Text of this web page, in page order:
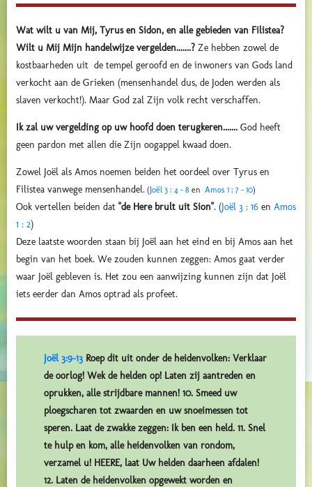
Wat wilt u van Mij, Tyrus en Sidon, en alle gebieden van Filistea?
Wilt u Mij Mijn handelwijze vergelden.......? Ze hebben zowel de
kostbaarheden uit de tempel geroofd en de inwoners van Gods land
verkocht aan de Grieken (mensenhandel dus, de Joden werden als
slaven verkocht!). Maar God zal Zijn volk recht verschaffen.
Ik zal uw vergelding op uw hoofd doen terugkeren....... God heeft
geen pardon met allen die Zijn oogappel kwaad doen.
Zowel Joël als Amos noemen beiden het oordeel over Tyrus en
Filistea vanwege mensenhandel. (Joël 3 : 4 - 8 en Amos 1 : 7 - 10)
Ook vertellen beiden dat "de Here brult uit Sion". (Joël 3 : 16 en Amos
1 : 2)
Deze laatste woorden staan bij Joël aan het eind en bij Amos aan het
begin van het boek. We zouden kunnen zeggen: Amos gaat verder
waar Joël gebleven is. Het zou een aanwijzing kunnen zijn dat Joël
iets eerder dan Amos optrad als profeet.
Joël 3:9-13 Roep dit uit onder de heidenvolken: Verklaar
de oorlog! Wek de helden op! Laten zij aantreden en
oprukken, alle strijdbare mannen! 10. Smeed uw
ploegscharen tot zwaarden en uw snoeimessen tot
speren. Laat de zwakke zeggen: Ik ben een held. 11. Snel
te hulp en kom, alle heidenvolken van rondom,
verzamel u! HEERE, laat Uw helden daarheen afdalen!
12. Laten de heidenvolken opgewekt worden en